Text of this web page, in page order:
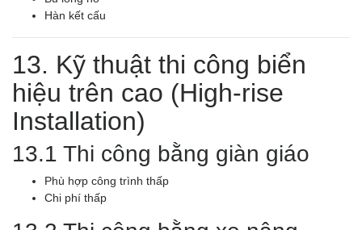
Hàn kết cấu
13. Kỹ thuật thi công biển
hiệu trên cao (High-rise
Installation)
13.1 Thi công bằng giàn giáo
Phù hợp công trình thấp
Chi phí thấp